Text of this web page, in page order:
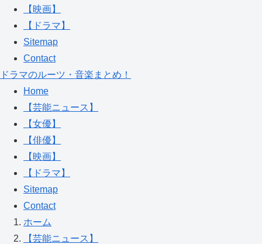
【映画】
【ドラマ】
Sitemap
Contact
ドラマのルーツ・音楽まとめ！
Home
【芸能ニュース】
【女優】
【俳優】
【映画】
【ドラマ】
Sitemap
Contact
ホーム
【芸能ニュース】